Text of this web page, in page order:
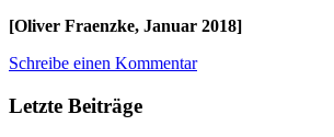
[Oliver Fraenzke, Januar 2018]
Schreibe einen Kommentar
Letzte Beiträge